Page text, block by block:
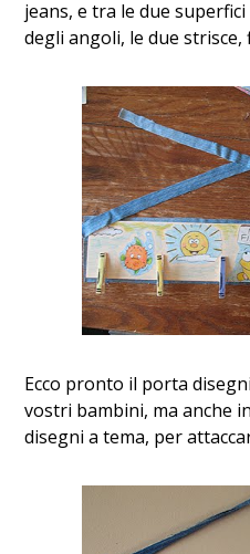
jeans, e tra le due
degli angoli, le due strisce,
Ecco pronto il porta
vostri bambini, ma anche
disegni a tema, per